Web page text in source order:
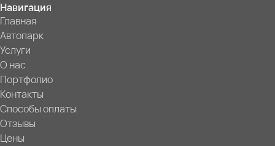
Навигация
Главная
Автопарк
Услуги
О нас
Портфолио
Контакты
Способы оплаты
Отзывы
Цены